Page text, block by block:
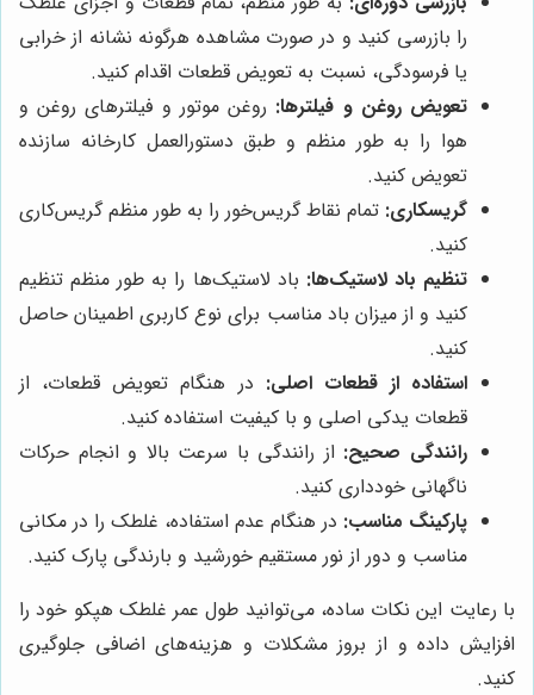
را بازرسی کنید و در صورت مشاهده هرگونه نشانه از خرابی
یا فرسودگی، نسبت به تعویض قطعات اقدام کنید.
تعویض روغن و فیلترها: روغن موتور و فیلترهای روغن و
هوا را به طور منظم و طبق دستورالعمل کارخانه سازنده
تعویض کنید.
گریسکاری: تمام نقاط گریس‌خور را به طور منظم گریس‌کاری
کنید.
تنظیم باد لاستیک‌ها: باد لاستیک‌ها را به طور منظم تنظیم
کنید و از میزان باد مناسب برای نوع کاربری اطمینان حاصل
کنید.
استفاده از قطعات اصلی: در هنگام تعویض قطعات، از
قطعات یدکی اصلی و با کیفیت استفاده کنید.
رانندگی صحیح: از رانندگی با سرعت بالا و انجام حرکات
ناگهانی خودداری کنید.
پارکینگ مناسب: در هنگام عدم استفاده، غلطک را در مکانی
مناسب و دور از نور مستقیم خورشید و بارندگی پارک کنید.
با رعایت این نکات ساده، می‌توانید طول عمر غلطک هپکو خود را
افزایش داده و از بروز مشکلات و هزینه‌های اضافی جلوگیری
کنید.